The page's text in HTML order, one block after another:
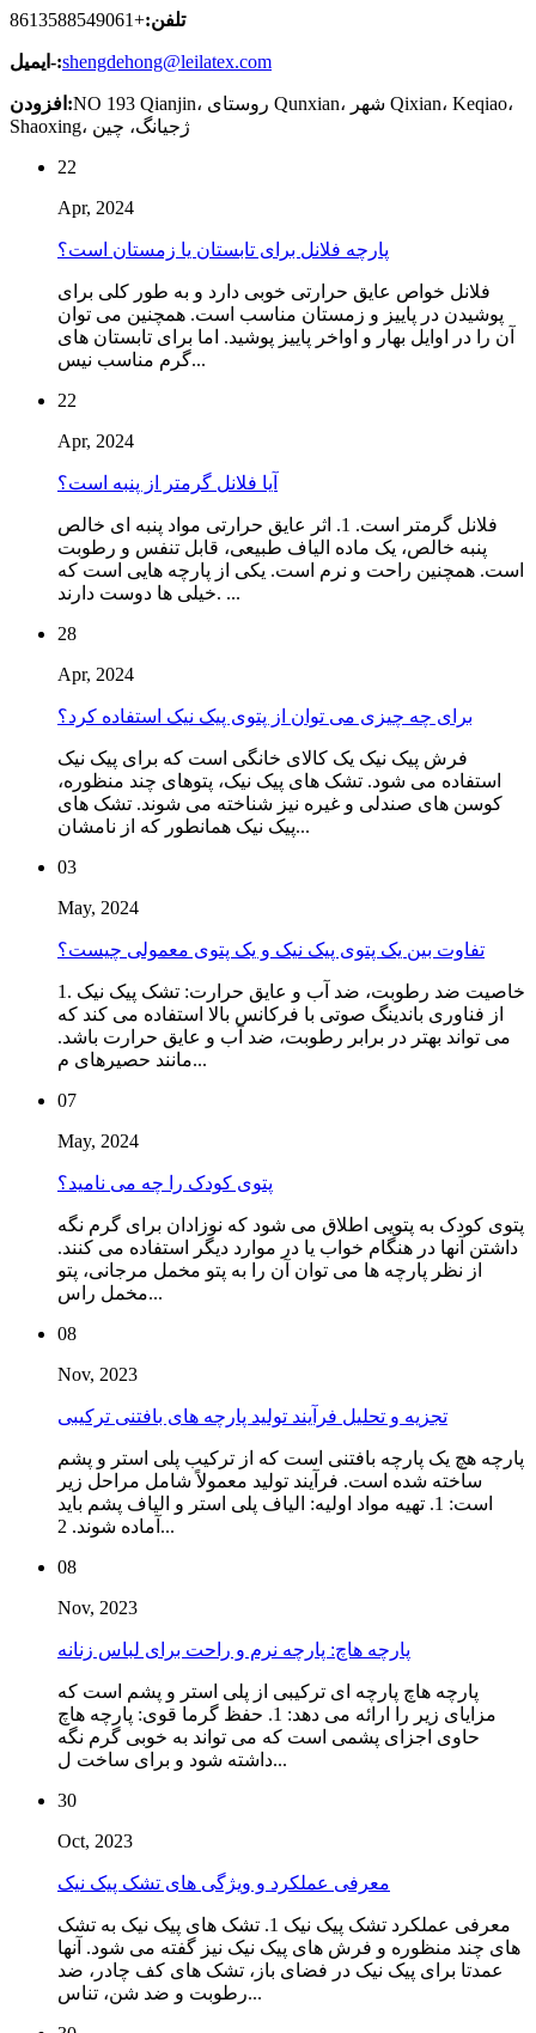
تلفن:+8613588549061
ایمیل-:shengdehong@leilatex.com
افزودن:NO 193 Qianjin، روستای Qunxian، شهر Qixian، Keqiao،
Shaoxing، ژجیانگ، چین
22
Apr, 2024
پارچه فلانل برای تابستان یا زمستان است؟
فلانل خواص عایق حرارتی خوبی دارد و به طور کلی برای
پوشیدن در پاییز و زمستان مناسب است. همچنین می توان
آن را در اوایل بهار و اواخر پاییز پوشید. اما برای تابستان های
گرم مناسب نیس...
22
Apr, 2024
آیا فلانل گرمتر از پنبه است؟
فلانل گرمتر است. 1. اثر عایق حرارتی مواد پنبه ای خالص
پنبه خالص، یک ماده الیاف طبیعی، قابل تنفس و رطوبت
است. همچنین راحت و نرم است. یکی از پارچه هایی است که
خیلی ها دوست دارند. ...
28
Apr, 2024
برای چه چیزی می توان از پتوی پیک نیک استفاده کرد؟
فرش پیک نیک یک کالای خانگی است که برای پیک نیک
استفاده می شود. تشک های پیک نیک، پتوهای چند منظوره،
کوسن های صندلی و غیره نیز شناخته می شوند. تشک های
پیک نیک همانطور که از نامشان...
03
May, 2024
تفاوت بین یک پتوی پیک نیک و یک پتوی معمولی چیست؟
1. خاصیت ضد رطوبت، ضد آب و عایق حرارت: تشک پیک نیک
از فناوری باندینگ صوتی با فرکانس بالا استفاده می کند که
می تواند بهتر در برابر رطوبت، ضد آب و عایق حرارت باشد.
مانند حصیرهای م...
07
May, 2024
پتوی کودک را چه می نامید؟
پتوی کودک به پتویی اطلاق می شود که نوزادان برای گرم نگه
داشتن آنها در هنگام خواب یا در موارد دیگر استفاده می کنند.
از نظر پارچه ها می توان آن را به پتو مخمل مرجانی، پتو
مخمل راس...
08
Nov, 2023
تجزیه و تحلیل فرآیند تولید پارچه های بافتنی ترکیبی
پارچه هچ یک پارچه بافتنی است که از ترکیب پلی استر و پشم
ساخته شده است. فرآیند تولید معمولاً شامل مراحل زیر
است: 1. تهیه مواد اولیه: الیاف پلی استر و الیاف پشم باید
آماده شوند. 2...
08
Nov, 2023
پارچه هاچ: پارچه نرم و راحت برای لباس زنانه
پارچه هاچ پارچه ای ترکیبی از پلی استر و پشم است که
مزایای زیر را ارائه می دهد: 1. حفظ گرما قوی: پارچه هاچ
حاوی اجزای پشمی است که می تواند به خوبی گرم نگه
داشته شود و برای ساخت ل...
30
Oct, 2023
معرفی عملکرد و ویژگی های تشک پیک نیک
معرفی عملکرد تشک پیک نیک 1. تشک های پیک نیک به تشک
های چند منظوره و فرش های پیک نیک نیز گفته می شود. آنها
عمدتا برای پیک نیک در فضای باز، تشک های کف چادر، ضد
رطوبت و ضد شن، تناس...